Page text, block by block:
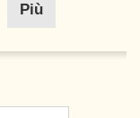
Più